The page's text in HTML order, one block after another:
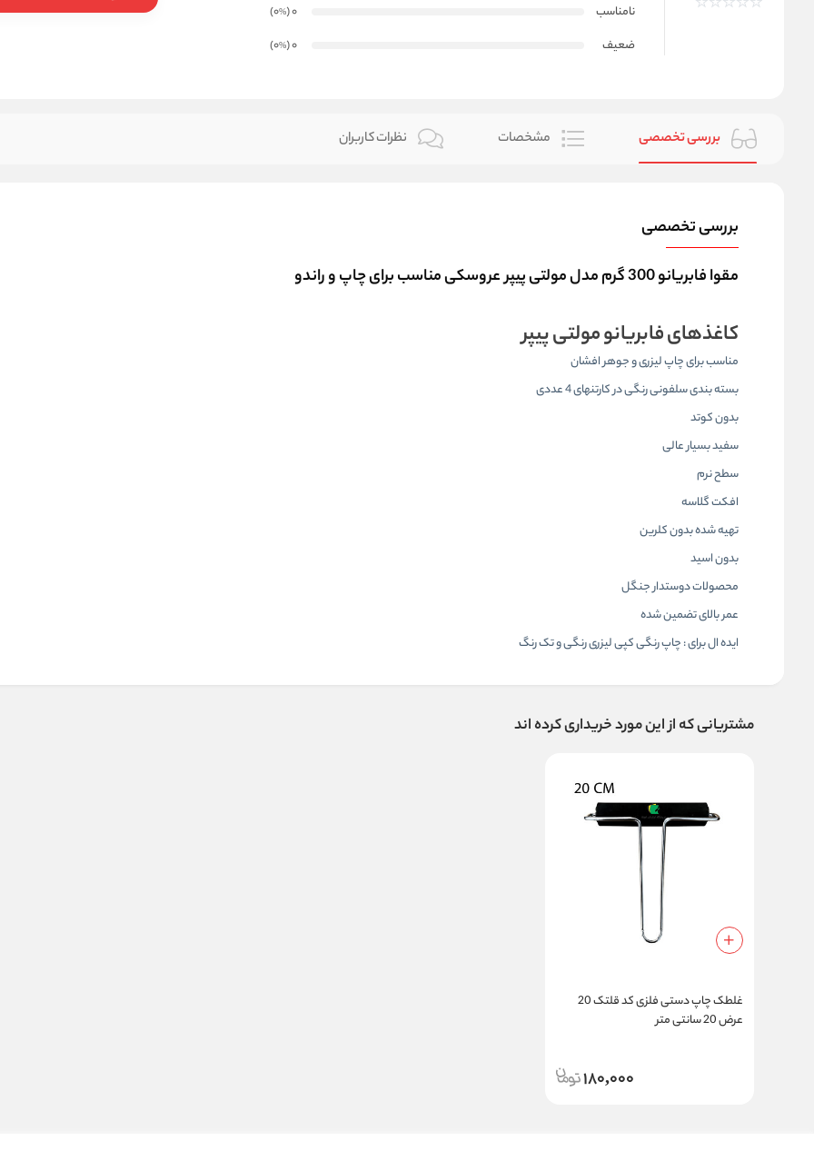
نامناسب
0
(0
%
)
ضعیف
0
(0
%
)
بررسی تخصصی مشخصات نظرات کاربران
بررسی تخصصی
مقوا فابریانو 300 گرم مدل مولتی پیپر عروسکی مناسب برای چاپ و راندو
کاغذهای فابریانو مولتی پیپر
مناسب برای چاپ لیزری و جوهر افشان
بسته بندی سلفونی رنگی در کارتنهای 4 عددی
بدون کوتد
سفید بسیار عالی
سطح نرم
افکت گلاسه
تهیه شده بدون کلرین
بدون اسید
محصولات دوستدار جنگل
عمر بالای تضمین شده
ایده ال برای : چاپ رنگی کپی لیزری رنگی و تک رنگ
مشتریانی که از این مورد خریداری کرده اند
غلطک چاپ دستی فلزی کد قلتک 20
عرض 20 سانتی متر
180,000